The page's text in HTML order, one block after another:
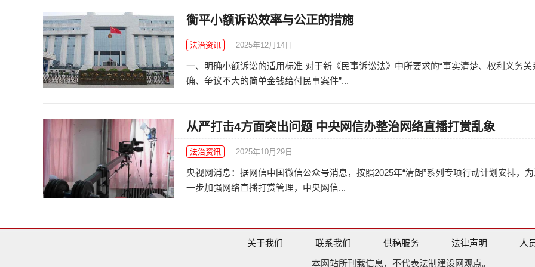
衡平小额诉讼效率与公正的措施
法治资讯 2025年12月14日
一、明确小额诉讼的适用标准 对于新《民事诉讼法》中所要求的“事实清楚、权利义务关
确、争议不大的简单金钱给付民事案件”...
从严打击4方面突出问题 中央网信办整治网络直播打赏乱象
法治资讯 2025年10月29日
央视网消息：据网信中国微信公众号消息，按照2025年“清朗”系列专项行动计划安排，
一步加强网络直播打赏管理，中央网信...
关于我们 联系我们 供稿服务 法律声明
人
本网站所刊载信息，不代表法制建设网观点。